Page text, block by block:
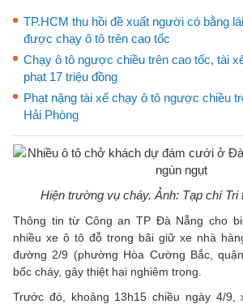
TP.HCM thu hồi đề xuất người có bằng
được chạy ô tô trên cao tốc
Chạy ô tô ngược chiều trên cao tốc, tài
phạt 17 triệu đồng
Phạt nặng tài xế chạy ô tô ngược chiều
Hải Phòng
Hiện trường vụ cháy. Ảnh: Tạp chí
Thông tin từ Công an TP Đà Nẵng cho
nhiều xe ô tô đỗ trong bãi giữ xe nhà
đường 2/9 (phường Hòa Cường Bắc,
bốc cháy, gây thiệt hại nghiêm trọng.
Trước đó, khoảng 13h15 chiều ngày 4/